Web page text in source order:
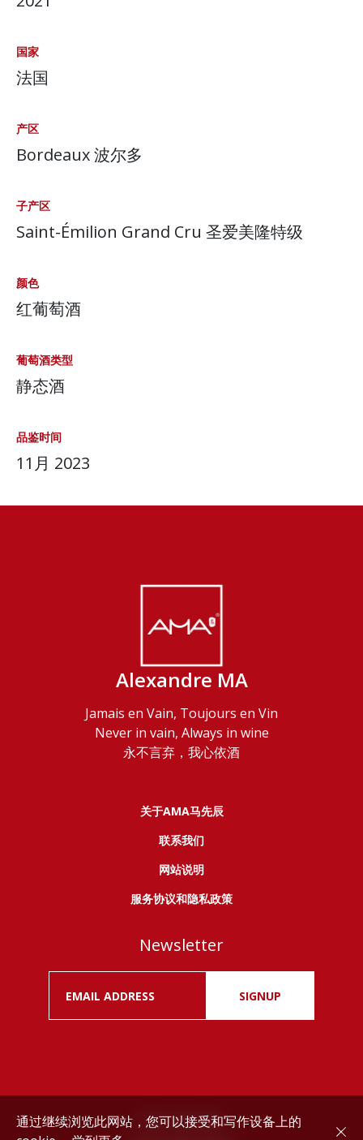
国家
法国
产区
Bordeaux 波尔多
子产区
Saint-Émilion Grand Cru 圣爱美隆特级
颜色
红葡萄酒
葡萄酒类型
静态酒
品鉴时间
11月 2023
Alexandre MA
Jamais en Vain, Toujours en Vin
Never in vain, Always in wine
永不言弃，我心依酒
关于AMA马先辰
联系我们
网站说明
服务协议和隐私政策
Newsletter
SIGNUP
Drink responsibly.
通过继续浏览此网站，您可以接受和写作设备上的